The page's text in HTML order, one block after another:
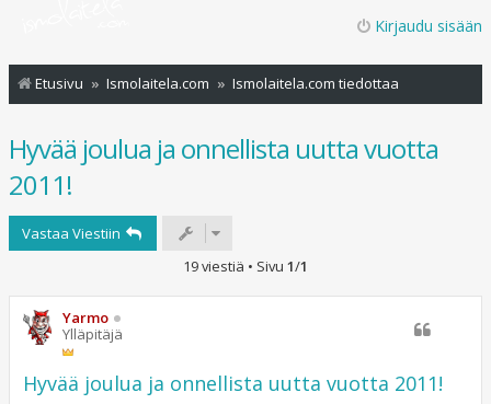
Kirjaudu sisään
Etusivu Ismolaitela.com Ismolaitela.com tiedottaa
Hyvää joulua ja onnellista uutta vuotta
2011!
Vastaa Viestiin
19 viestiä • Sivu 1/1
Yarmo
Ylläpitäjä
Hyvää joulua ja onnellista uutta vuotta 2011!